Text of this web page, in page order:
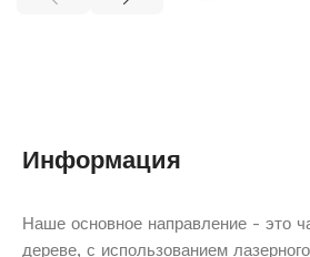
Информация
Наше основное направление - это
дереве, с использованием